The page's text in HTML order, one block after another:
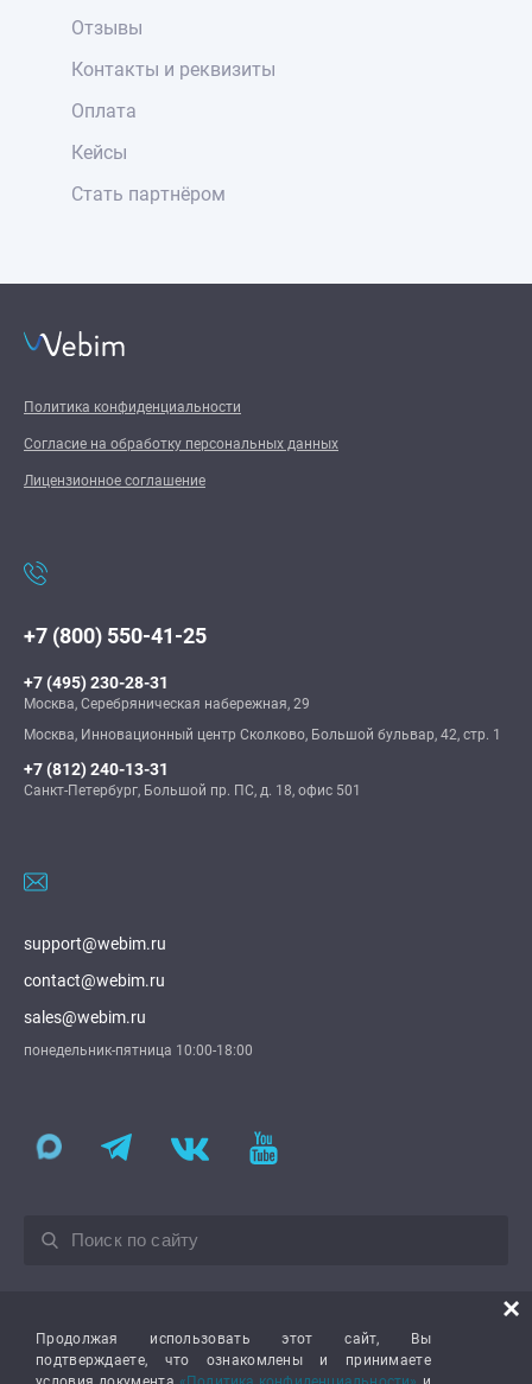
Отзывы
Контакты и реквизиты
Оплата
Кейсы
Стать партнёром
Политика конфиденциальности
Согласие на обработку персональных данных
Лицензионное соглашение
+7 (800) 550-41-25
+7 (495) 230-28-31
Москва, Серебряническая набережная, 29
Москва, Инновационный центр Сколково, Большой бульвар, 42, стр. 1
+7 (812) 240-13-31
Санкт-Петербург, Большой пр. ПС, д. 18, офис 501
support@webim.ru
contact@webim.ru
sales@webim.ru
понедельник-пятница 10:00-18:00
отечественного ПО Минцифры РФ № 7531 от 14.12.2020. Право
использования предоставляется пользователям на условиях простой
неисключительной лицензии.
×
Продолжая использовать этот сайт, Вы
подтверждаете, что ознакомлены и принимаете